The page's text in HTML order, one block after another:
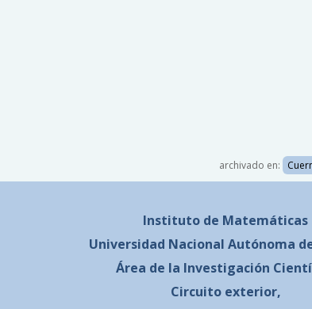
archivado en:
Instituto de Matemáticas
Universidad Nacional Autónoma
Área de la Investigación
Circuito exterior,